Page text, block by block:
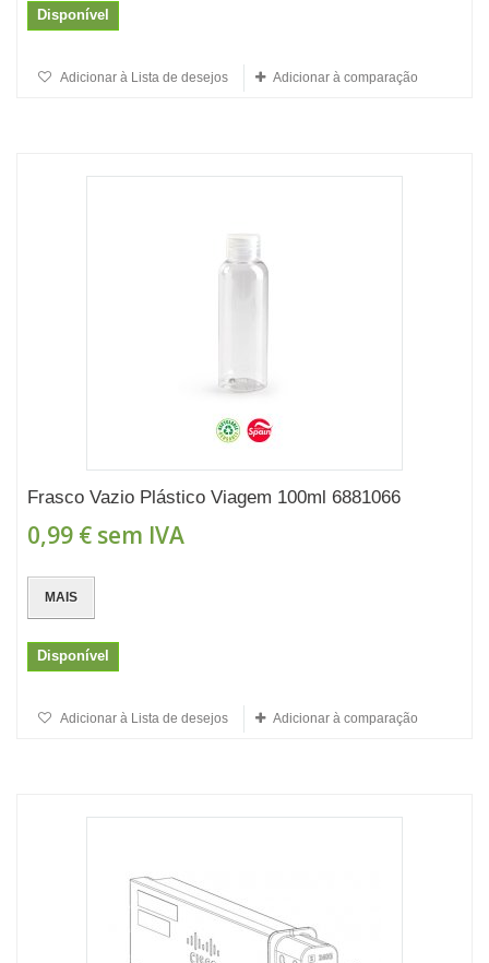
Disponível
Adicionar à Lista de desejos Adicionar à comparação
Frasco Vazio Plástico Viagem 100ml 6881066
0,99 € sem IVA
MAIS
Disponível
Adicionar à Lista de desejos Adicionar à comparação